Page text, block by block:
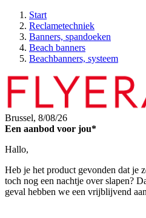
Start
Reclametechniek
Banners, spandoeken
Beach banners
Beachbanners, systeem
Brussel, 8/08/26
Een aanbod voor jou*
Hallo,
Heb je het product gevonden dat je
toch nog een nachtje over slapen?
geval hebben we een vrijblijvend